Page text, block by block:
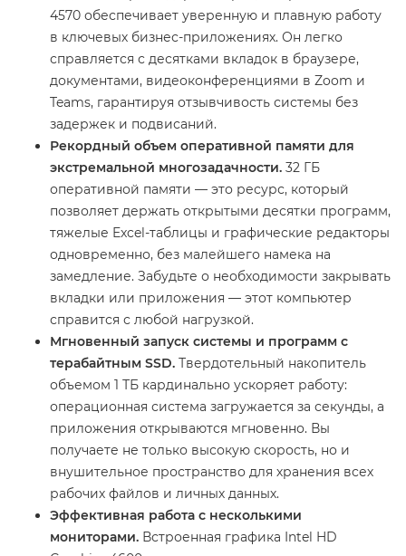
4570 обеспечивает уверенную и плавную работу
в ключевых бизнес-приложениях. Он легко
справляется с десятками вкладок в браузере,
документами, видеоконференциями в Zoom и
Teams, гарантируя отзывчивость системы без
задержек и подвисаний.
Рекордный объем оперативной памяти для
экстремальной многозадачности. 32 ГБ
оперативной памяти — это ресурс, который
позволяет держать открытыми десятки программ,
тяжелые Excel-таблицы и графические редакторы
одновременно, без малейшего намека на
замедление. Забудьте о необходимости закрывать
вкладки или приложения — этот компьютер
справится с любой нагрузкой.
Мгновенный запуск системы и программ с
терабайтным SSD. Твердотельный накопитель
объемом 1 ТБ кардинально ускоряет работу:
операционная система загружается за секунды, а
приложения открываются мгновенно. Вы
получаете не только высокую скорость, но и
внушительное пространство для хранения всех
рабочих файлов и личных данных.
Эффективная работа с несколькими
мониторами. Встроенная графика Intel HD